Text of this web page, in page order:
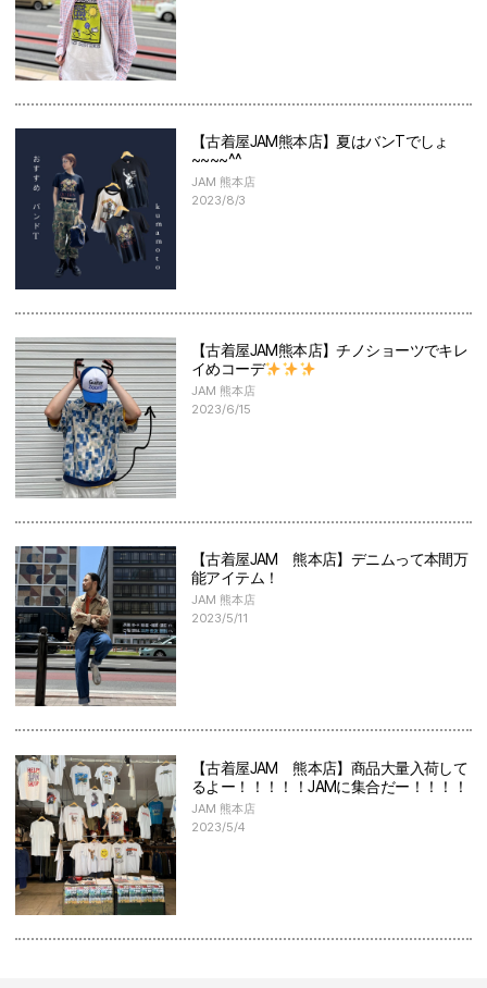
【古着屋JAM熊本店】夏はバンTでしょ
~~~~^^
JAM 熊本店
2023/8/3
【古着屋JAM熊本店】チノショーツでキレ
イめコーデ
JAM 熊本店
2023/6/15
【古着屋JAM 熊本店】デニムって本間万
能アイテム！
JAM 熊本店
2023/5/11
【古着屋JAM 熊本店】商品大量入荷して
るよー！！！！！JAMに集合だー！！！！
JAM 熊本店
2023/5/4